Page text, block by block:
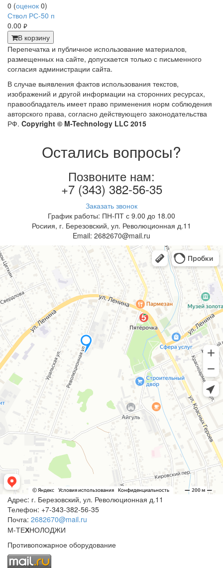
0 (оценок 0)
Ствол РС-50 п
0.00 руб.
В корзину
Перепечатка и публичное использование материалов,
размещенных на сайте, допускается только с письменного
согласия администрации сайта.
В случае выявления фактов использования текстов,
изображений и другой информации на сторонних ресурсах,
правообладатель имеет право применения норм соблюдения
авторского права, согласно действующего законодательства
РФ. Copyright © M-Technology LLC 2015
Остались вопросы?
Позвоните нам:
+7 (343) 382-56-35
Заказать звонок
График работы: ПН-ПТ с 9.00 до 18.00
Росиия, г. Березовский, ул. Революционная д.11
Email: 2682670@mail.ru
Адрес: г. Березовский, ул. Революционная д.11
Телефон: +7-343-382-56-35
Почта: 2682670@mail.ru
М-ТЕХНОЛОДЖИ
Противопожарное оборудование